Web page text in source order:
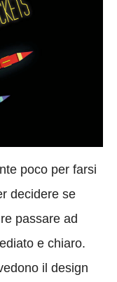
poco per farsi
decidere se
passare ad
e chiaro.
il design